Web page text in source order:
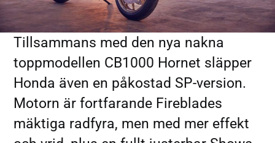
Tillsammans med den nya nakna
toppmodellen CB1000 Hornet släpper
Honda även en påkostad SP-version.
Motorn är fortfarande Fireblades
mäktiga radfyra, men med mer effekt